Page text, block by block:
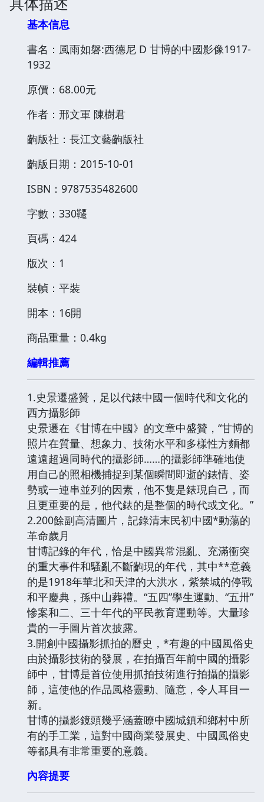
基本信息
書名：風雨如磐:西德尼 D 甘博的中國影像1917-
1932
原價：68.00元
作者：邢文軍 陳樹君
齣版社：長江文藝齣版社
齣版日期：2015-10-01
ISBN：9787535482600
字數：330韆
頁碼：424
版次：1
裝幀：平裝
開本：16開
商品重量：0.4kg
編輯推薦
1.史景遷盛贊，足以代錶中國一個時代和文化的
西方攝影師
史景遷在《甘博在中國》的文章中盛贊，“甘博的
照片在質量、想象力、技術水平和多樣性方麵都
遠遠超過同時代的攝影師……的攝影師準確地使
用自己的照相機捕捉到某個瞬間即逝的錶情、姿
勢或一連串並列的因素，他不隻是錶現自己，而
且更重要的是，他代錶的是整個的時代或文化。”
2.200餘副高清圖片，記錄清末民初中國*動蕩的
革命歲月
甘博記錄的年代，恰是中國異常混亂、充滿衝突
的重大事件和騷亂不斷齣現的年代，其中**意義
的是1918年華北和天津的大洪水，紫禁城的停戰
和平慶典，孫中山葬禮。“五四”學生運動、“五卅”
慘案和二、三十年代的平民教育運動等。大量珍
貴的一手圖片首次披露。
3.開創中國攝影抓拍的曆史，*有趣的中國風俗史
由於攝影技術的發展，在拍攝百年前中國的攝影
師中，甘博是首位使用抓拍技術進行拍攝的攝影
師，這使他的作品風格靈動、隨意，令人耳目一
新。
甘博的攝影鏡頭幾乎涵蓋瞭中國城鎮和鄉村中所
有的手工業，這對中國商業發展史、中國風俗史
等都具有非常重要的意義。
內容提要